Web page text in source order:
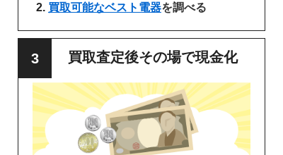
買取可能なベスト電器を調べる
買取査定後その場で現金化